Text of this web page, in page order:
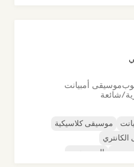
موسيقى أمبيانت
شائعة
موسيقى كلاسيكية
الهيب هوب